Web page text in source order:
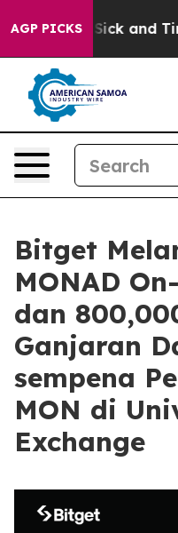
AGP PICKS
Are Sick and Tired
Bitget
MONAD
dan
Ganjaran
sempena
MON di
Exchange